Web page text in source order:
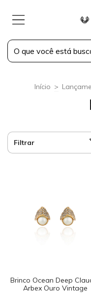
Início >
Filtrar
Brinco Ocean Deep
Arbex Ouro Vintage